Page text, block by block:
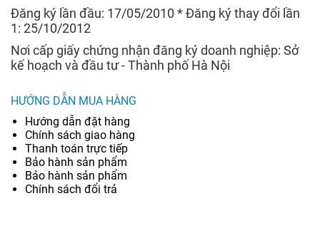
Đăng ký lần đầu: 17/05/2010 * Đăng ký thay đổi lần
1: 25/10/2012
Nơi cấp giấy chứng nhận đăng ký doanh nghiệp: Sở
kế hoạch và đầu tư - Thành phố Hà Nội
HƯỚNG DẪN MUA HÀNG
Hướng dẫn đặt hàng
Chính sách giao hàng
Thanh toán trực tiếp
Bảo hành sản phẩm
Bảo hành sản phẩm
Chính sách đổi trả